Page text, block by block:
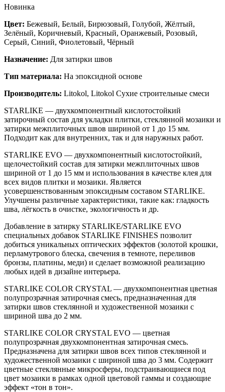
Новинка
Цвет: Бежевый, Белый, Бирюзовый, Голубой, Жёлтый,
Зелёный, Коричневый, Красный, Оранжевый, Розовый,
Серый, Синий, Фиолетовый, Чёрный
Назначение: Для затирки швов
Тип материала: На эпоксидной основе
Производитель: Litokol, Litokol Сухие строительные смеси
STARLIKE — двухкомпонентный кислотостойкий
затирочный состав для укладки плитки, стеклянной мозаики и
затирки межплиточных швов шириной от 1 до 15 мм.
Подходит как для внутренних, так и для наружных работ.
STARLIKE EVO — двухкомпонентный кислотостойкий,
щелочестойкий состав для затирки межплиточных швов
шириной от 1 до 15 мм и использования в качестве клея для
всех видов плитки и мозаики. Является
усовершенствованным эпоксидным составом STARLIKE.
Улучшены различные характеристики, такие как: гладкость
шва, лёгкость в очистке, экологичность и др.
Добавление в затирку STARLIKE/STARLIKE EVO
специальных добавок STARLIKE FINISHES позволит
добиться уникальных оптических эффектов (золотой крошки,
перламутрового блеска, свечения в темноте, переливов
бронзы, платины, меди) и сделает возможной реализацию
любых идей в дизайне интерьера.
STARLIKE COLOR CRYSTAL — двухкомпонентная цветная
полупрозрачная затирочная смесь, предназначенная для
затирки швов стеклянной и художественной мозаики с
шириной шва до 2 мм.
STARLIKE COLOR CRYSTAL EVO — цветная
полупрозрачная двухкомпонентная затирочная смесь.
Предназначена для затирки швов всех типов стеклянной и
художественной мозаики с шириной шва до 3 мм. Содержит
цветные стеклянные микросферы, подстраивающиеся под
цвет мозаики в рамках одной цветовой гаммы и создающие
эффект «тон в тон».